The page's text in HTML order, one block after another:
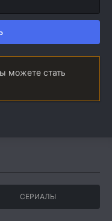
можете стать
СЕРИАЛЫ